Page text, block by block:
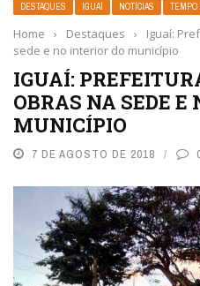
DESTAQUES IGUAÍ NOTÍCIAS TEMPO
Home › Destaques ›
Iguaí:
sede e no interior do município
IGUAÍ:
OBRAS NA SEDE E
MUNICÍPIO
7 DE AGOSTO DE 2018